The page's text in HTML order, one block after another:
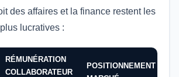
des affaires et la finance restent les
lucratives :
RÉMUNÉRATION
COLLABORATEUR
POSITIONNEMENT